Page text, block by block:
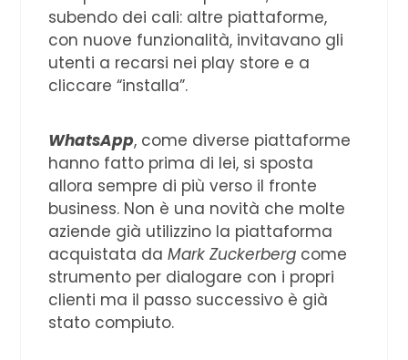
subendo dei cali: altre piattaforme,
con nuove funzionalità, invitavano gli
utenti a recarsi nei play store e a
cliccare “installa”.
WhatsApp, come diverse piattaforme
hanno fatto prima di lei, si sposta
allora sempre di più verso il fronte
business. Non è una novità che molte
aziende già utilizzino la piattaforma
acquistata daMark Zuckerberg come
strumento per dialogare con i propri
clienti ma il passo successivo è già
stato compiuto.